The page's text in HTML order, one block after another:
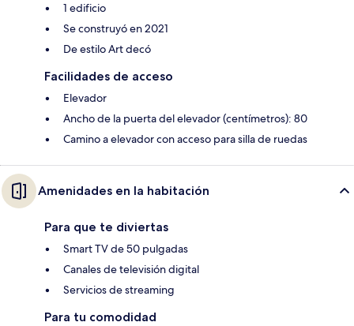
1 edificio
Se construyó en 2021
De estilo Art decó
Facilidades de acceso
Elevador
Ancho de la puerta del elevador (centímetros): 80
Camino a elevador con acceso para silla de ruedas
Amenidades en la habitación
Para que te diviertas
Smart TV de 50 pulgadas
Canales de televisión digital
Servicios de streaming
Para tu comodidad